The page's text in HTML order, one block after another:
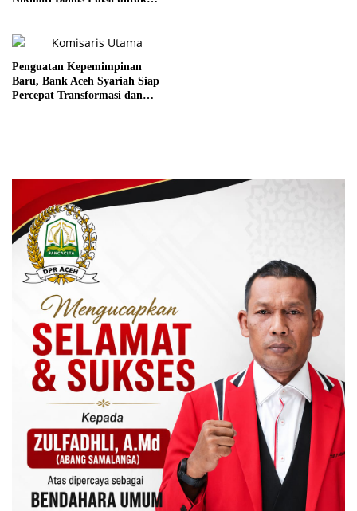
Penguatan Kepemimpinan
Baru, Bank Aceh Syariah Siap
Percepat Transformasi dan